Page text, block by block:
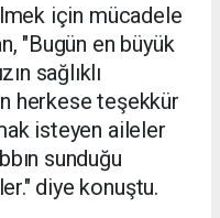
için mücadele
"Bugün en büyük
sağlıklı
herkese teşekkür
isteyen aileler
sunduğu
diye konuştu.